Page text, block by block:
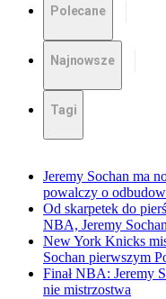
Polecane
Najnowsze
Tagi
Jeremy Sochan ma
powalczy o
Od skarpetek do
NBA, Jeremy
New York Knicks
Sochan pierwszym
Finał NBA: Jeremy
nie mistrzostwa